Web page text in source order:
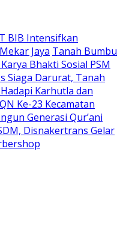
BIB Intensifkan
Jaya Tanah Bumbu
Bhakti Sosial PSM
Siaga Darurat, Tanah
Karhutla dan
Ke-23 Kecamatan
Generasi Qur’ani
Disnakertrans Gelar